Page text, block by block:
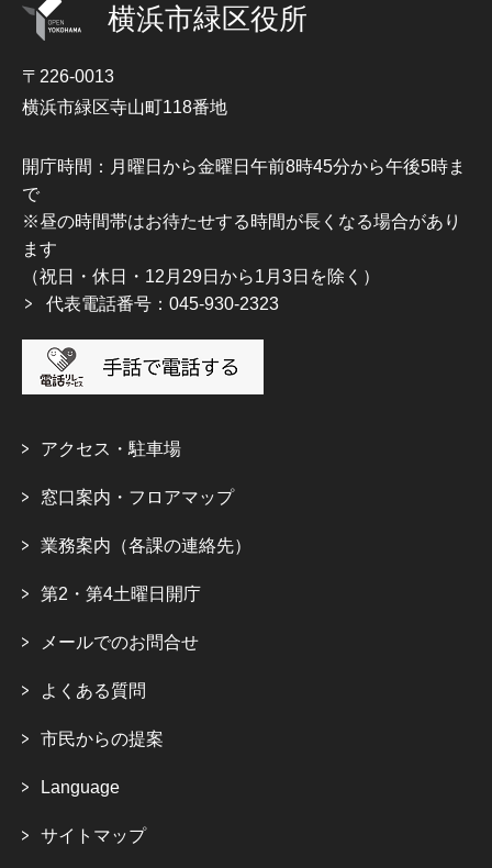
横浜市緑区役所
〒226-0013
横浜市緑区寺山町118番地
開庁時間：月曜日から金曜日午前8時45分から午後5時ま
で
※昼の時間帯はお待たせする時間が長くなる場合があり
ます
（祝日・休日・12月29日から1月3日を除く）
代表電話番号：045-930-2323
アクセス・駐車場
窓口案内・フロアマップ
業務案内（各課の連絡先）
第2・第4土曜日開庁
メールでのお問合せ
よくある質問
市民からの提案
Language
サイトマップ